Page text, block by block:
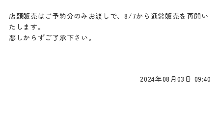
店頭販売はご予約分のみお渡しで、8/7から通常販売を再開い
たします。
悪しからずご了承下さい。
2024年08月03日 09:40